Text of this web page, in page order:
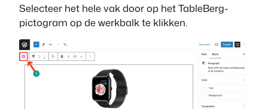
Selecteer het hele vak door op het TableBerg-
pictogram op de werkbalk te klikken.